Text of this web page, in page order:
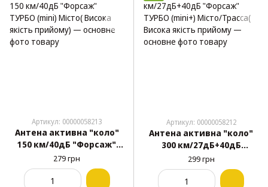
Артикул: 00000058213
Антена активна "коло"
150 км/40дБ "Форсаж"
ТУРБО (mini) Місто(
Висока якість прийому)
279 грн
Артикул: 00000058212
Антена активна "коло"
300 км/27дБ+40дБ
"Форсаж" ТУРБО (mini+)
Місто/Трасса( Висока
якість прийому
299 грн